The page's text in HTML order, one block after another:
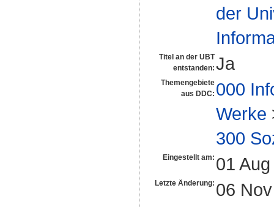
der
Titel an der UBT
entstanden: Ja
Themengebiete
aus DDC: 000
Werke
300
Eingestellt am: 01
Letzte Änderung: 06